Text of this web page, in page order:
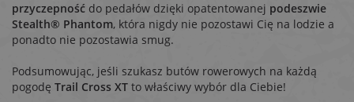
przyczepność do pedałów dzięki opatentowanej podeszwie
Stealth® Phantom, która nigdy nie pozostawi Cię na lodzie a
ponadto nie pozostawia smug.
Podsumowując, jeśli szukasz butów rowerowych na każdą
pogodę Trail Cross XT to właściwy wybór dla Ciebie!